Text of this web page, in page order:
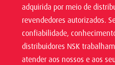
adquirida por meio de
revendedores autorizados.
confiabilidade,
distribuidores NSK
atender aos nossos e aos